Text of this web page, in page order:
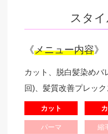
スタ
《メニュー内容》
カット、脱白髪染めバ
回)、髪質改善プレック
カット
パーマ 縮